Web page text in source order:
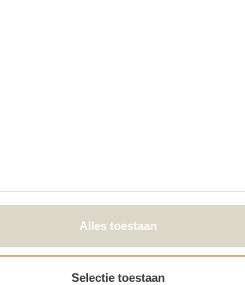
Alles toestaan
Selectie toestaan
en kan gebruikssporen bevatten zoals krassen, deuken
Utrecht